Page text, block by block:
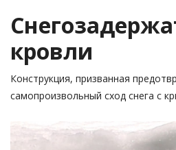
кровли
Конструкция, призванная
самопроизвольный сход снега с